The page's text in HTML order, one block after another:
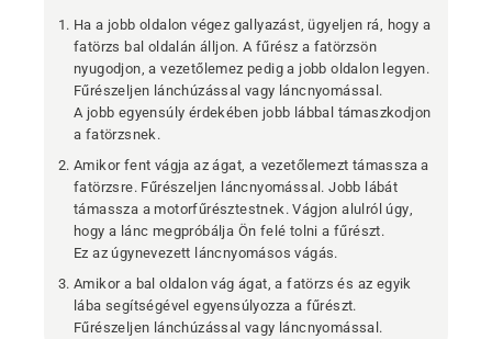
Ha a jobb oldalon végez gallyazást, ügyeljen rá, hogy a
fatörzs bal oldalán álljon. A fűrész a fatörzsön
nyugodjon, a vezetőlemez pedig a jobb oldalon legyen.
Fűrészeljen lánchúzással vagy láncnyomással.
A jobb egyensúly érdekében jobb lábbal támaszkodjon
a fatörzsnek.
Amikor fent vágja az ágat, a vezetőlemezt támassza a
fatörzsre. Fűrészeljen láncnyomással. Jobb lábát
támassza a motorfűrésztestnek. Vágjon alulról úgy,
hogy a lánc megpróbálja Ön felé tolni a fűrészt.
Ez az úgynevezett láncnyomásos vágás.
Amikor a bal oldalon vág ágat, a fatörzs és az egyik
lába segítségével egyensúlyozza a fűrészt.
Fűrészeljen lánchúzással vagy láncnyomással.